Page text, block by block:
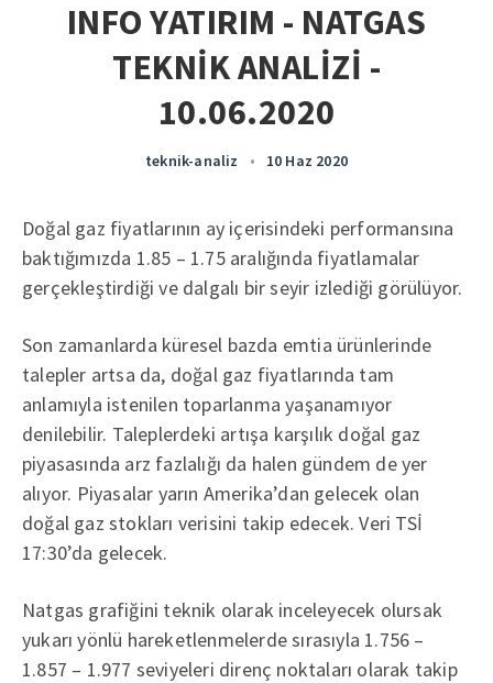
INFO YATIRIM - NATGAS
TEKNİK ANALİZİ -
10.06.2020
teknik-analiz • 10 Haz 2020
Doğal gaz fiyatlarının ay içerisindeki performansına
baktığımızda 1.85 – 1.75 aralığında fiyatlamalar
gerçekleştirdiği ve dalgalı bir seyir izlediği görülüyor.
Son zamanlarda küresel bazda emtia ürünlerinde
talepler artsa da, doğal gaz fiyatlarında tam
anlamıyla istenilen toparlanma yaşanamıyor
denilebilir. Taleplerdeki artışa karşılık doğal gaz
piyasasında arz fazlalığı da halen gündem de yer
alıyor. Piyasalar yarın Amerika’dan gelecek olan
doğal gaz stokları verisini takip edecek. Veri TSİ
17:30’da gelecek.
Natgas grafiğini teknik olarak inceleyecek olursak
yukarı yönlü hareketlenmelerde sırasıyla 1.756 –
1.857 – 1.977 seviyeleri direnç noktaları olarak takip